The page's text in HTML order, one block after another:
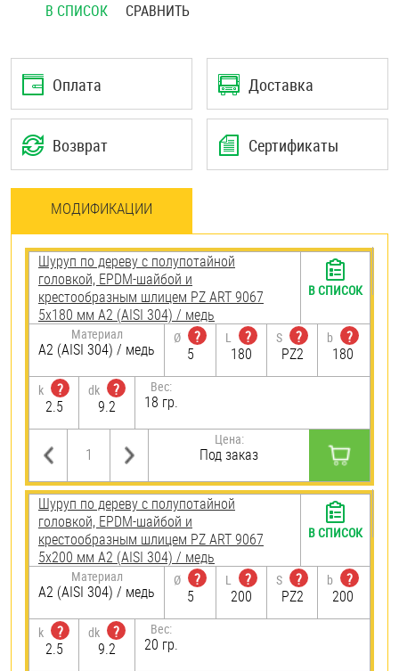
В СПИСОК СРАВНИТЬ
Оплата Доставка
Возврат Сертификаты
МОДИФИКАЦИИ
Шуруп по дереву с полупотайной
головкой, EPDM-шайбой и
крестообразным шлицем PZ ART 9067
5х180 мм А2 (AISI 304) / медь
Материал
А2 (AISI 304) / медь
Ø
?
5
L
?
180
S
?
PZ2
b
?
180
k
?
2.5
dk
?
9.2
Вес:
18 гр.
Цена:
Под заказ
В СПИСОК
Шуруп по дереву с полупотайной
головкой, EPDM-шайбой и
крестообразным шлицем PZ ART 9067
5х200 мм А2 (AISI 304) / медь
Материал
А2 (AISI 304) / медь
Ø
?
5
L
?
200
S
?
PZ2
b
?
200
k
?
2.5
dk
?
9.2
Вес:
20 гр.
В СПИСОК